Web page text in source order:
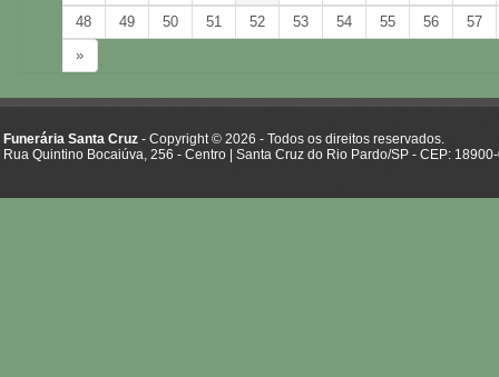
48
49 50 51 52 53 54 55 56
57
»
Funerária Santa Cruz - Copyright © 2026 - Todos os direitos reservados.
Rua Quintino Bocaiúva, 256 - Centro | Santa Cruz do Rio Pardo/SP - CEP: